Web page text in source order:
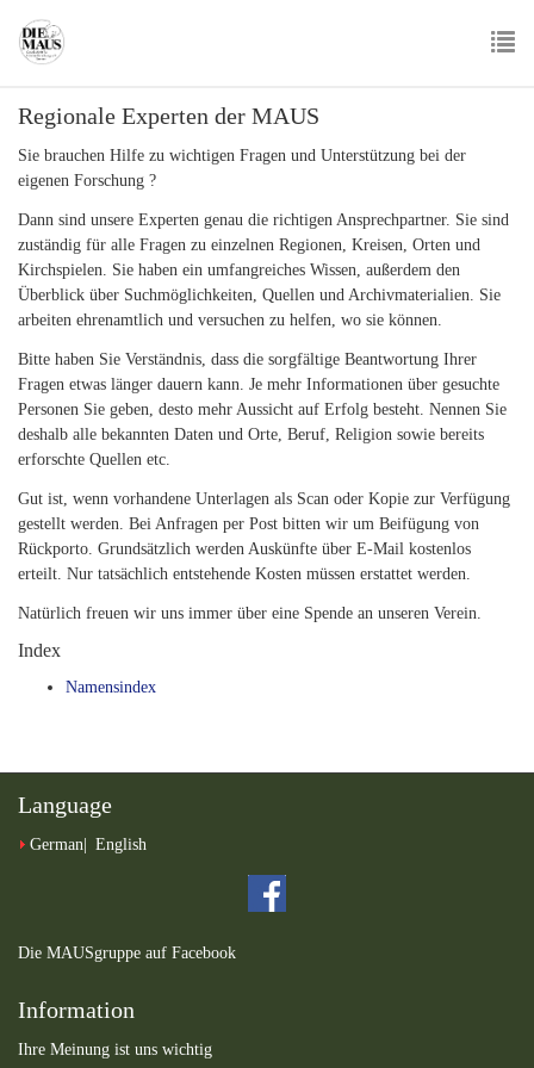
main
Regionale Experten der MAUS
Sie brauchen Hilfe zu wichtigen Fragen und Unterstützung bei der
eigenen Forschung ?
Dann sind unsere Experten genau die richtigen Ansprechpartner. Sie sind
zuständig für alle Fragen zu einzelnen Regionen, Kreisen, Orten und
Kirchspielen. Sie haben ein umfangreiches Wissen, außerdem den
Überblick über Suchmöglichkeiten, Quellen und Archivmaterialien. Sie
arbeiten ehrenamtlich und versuchen zu helfen, wo sie können.
Bitte haben Sie Verständnis, dass die sorgfältige Beantwortung Ihrer
Fragen etwas länger dauern kann. Je mehr Informationen über gesuchte
Personen Sie geben, desto mehr Aussicht auf Erfolg besteht. Nennen Sie
deshalb alle bekannten Daten und Orte, Beruf, Religion sowie bereits
erforschte Quellen etc.
Gut ist, wenn vorhandene Unterlagen als Scan oder Kopie zur Verfügung
gestellt werden. Bei Anfragen per Post bitten wir um Beifügung von
Rückporto. Grundsätzlich werden Auskünfte über E-Mail kostenlos
erteilt. Nur tatsächlich entstehende Kosten müssen erstattet werden.
Natürlich freuen wir uns immer über eine Spende an unseren Verein.
Index
Namensindex
Language
German English
Die MAUSgruppe auf Facebook
Information
Ihre Meinung ist uns wichtig